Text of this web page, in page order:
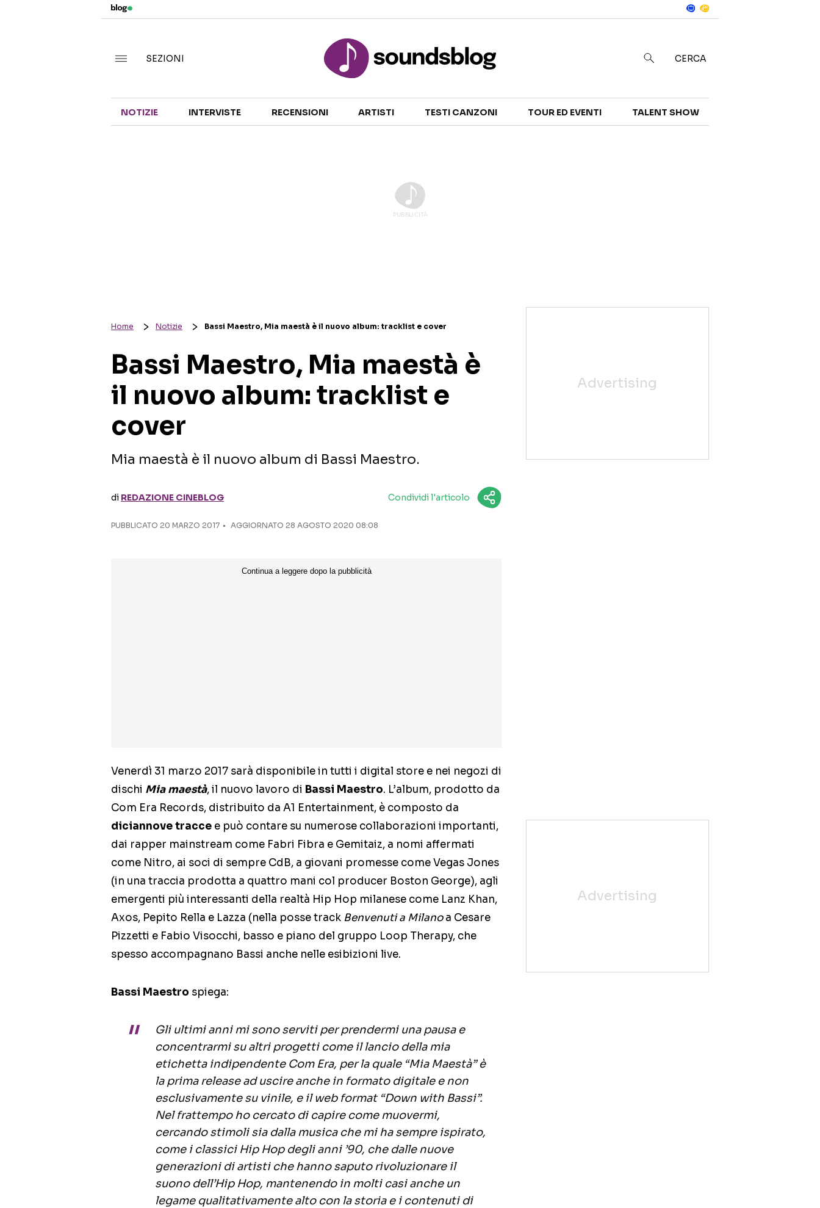
TALENT SHOW
SEZIONI CERCA
NOTIZIE INTERVISTE RECENSIONI ARTISTI TESTI CANZONI TOUR ED EVENTI TALENT SHOW
Home Notizie Bassi Maestro, Mia maestà è il nuovo album: tracklist e cover
Bassi Maestro, Mia maestà è
il nuovo album: tracklist e
cover
Mia maestà è il nuovo album di Bassi Maestro.
di REDAZIONE CINEBLOG Condividi l'articolo
PUBBLICATO 20 MARZO 2017 AGGIORNATO 28 AGOSTO 2020 08:08
Venerdì 31 marzo 2017 sarà disponibile in tutti i digital store e nei negozi di
dischi Mia maestà, il nuovo lavoro di Bassi Maestro. L’album, prodotto da
Com Era Records, distribuito da A1 Entertainment, è composto da
diciannove tracce e può contare su numerose collaborazioni importanti,
dai rapper mainstream come Fabri Fibra e Gemitaiz, a nomi affermati
come Nitro, ai soci di sempre CdB, a giovani promesse come Vegas Jones
(in una traccia prodotta a quattro mani col producer Boston George), agli
emergenti più interessanti della realtà Hip Hop milanese come Lanz Khan,
Axos, Pepito Rella e Lazza (nella posse track Benvenuti a Milanoa Cesare
Pizzetti e Fabio Visocchi, basso e piano del gruppo Loop Therapy, che
spesso accompagnano Bassi anche nelle esibizioni live.
Bassi Maestro spiega:
Gli ultimi anni mi sono serviti per prendermi una pausa e
concentrarmi su altri progetti come il lancio della mia
etichetta indipendente Com Era, per la quale “Mia Maestà” è
la prima release ad uscire anche in formato digitale e non
esclusivamente su vinile, e il web format “Down with Bassi”.
Nel frattempo ho cercato di capire come muovermi,
cercando stimoli sia dalla musica che mi ha sempre ispirato,
come i classici Hip Hop degli anni ’90, che dalle nuove
generazioni di artisti che hanno saputo rivoluzionare il
suono dell’Hip Hop, mantenendo in molti casi anche un
legame qualitativamente alto con la storia e i contenuti di